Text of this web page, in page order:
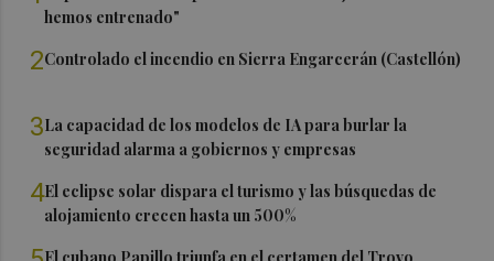
hemos entrenado"
2Controlado el incendio en Sierra Engarcerán (Castellón)
3La capacidad de los modelos de IA para burlar la
seguridad alarma a gobiernos y empresas
4El eclipse solar dispara el turismo y las búsquedas de
alojamiento crecen hasta un 500%
El cubano Papillo triunfa en el certamen del Trovo